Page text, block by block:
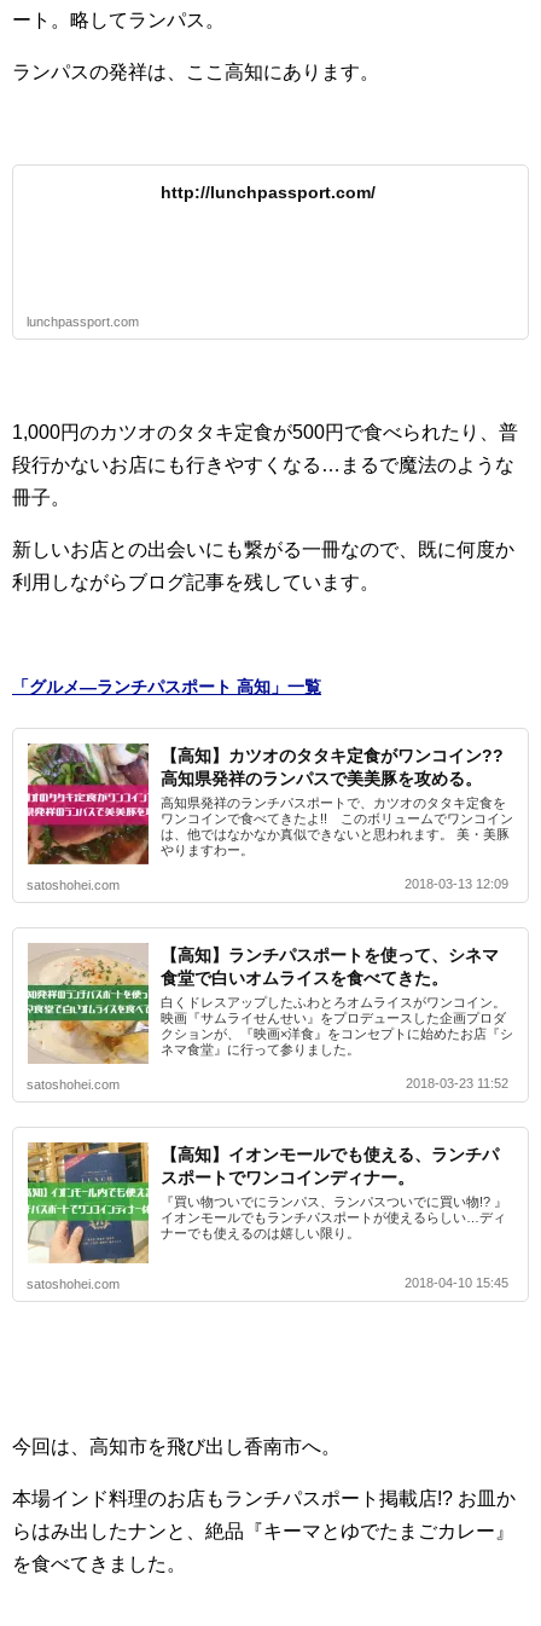
ート。略してランパス。
ランパスの発祥は、ここ高知にあります。
http://lunchpassport.com/
lunchpassport.com
1,000円のカツオのタタキ定食が500円で食べられたり、普
段行かないお店にも行きやすくなる…まるで魔法のような
冊子。
新しいお店との出会いにも繋がる一冊なので、既に何度か
利用しながらブログ記事を残しています。
「グルメ―ランチパスポート 高知」一覧
【高知】カツオのタタキ定食がワンコイン??
高知県発祥のランパスで美美豚を攻める。
高知県発祥のランチパスポートで、カツオのタタキ定食を
ワンコインで食べてきたよ!! このボリュームでワンコイン
は、他ではなかなか真似できないと思われます。 美・美豚
やりますわー。
satoshohei.com 2018-03-13 12:09
【高知】ランチパスポートを使って、シネマ
食堂で白いオムライスを食べてきた。
白くドレスアップしたふわとろオムライスがワンコイン。
映画『サムライせんせい』をプロデュースした企画プロダ
クションが、『映画×洋食』をコンセプトに始めたお店『シ
ネマ食堂』に行って参りました。
satoshohei.com 2018-03-23 11:52
【高知】イオンモールでも使える、ランチパ
スポートでワンコインディナー。
『買い物ついでにランパス、ランパスついでに買い物!? 』
イオンモールでもランチパスポートが使えるらしい…ディ
ナーでも使えるのは嬉しい限り。
satoshohei.com 2018-04-10 15:45
今回は、高知市を飛び出し香南市へ。
本場インド料理のお店もランチパスポート掲載店!? お皿か
らはみ出したナンと、絶品『キーマとゆでたまごカレー』
を食べてきました。